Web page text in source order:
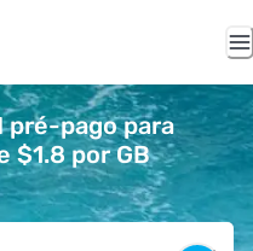
pré-pago para
$1.8 por GB